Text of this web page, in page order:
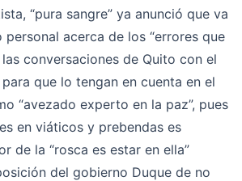
“pura sangre” ya anunció que va
acerca de los “errores que
conversaciones de Quito con el
para que lo tengan en cuenta en el
“avezado experto en la paz”, pues
en viáticos y prebendas es
de la “rosca es estar en ella”
del gobierno Duque de no